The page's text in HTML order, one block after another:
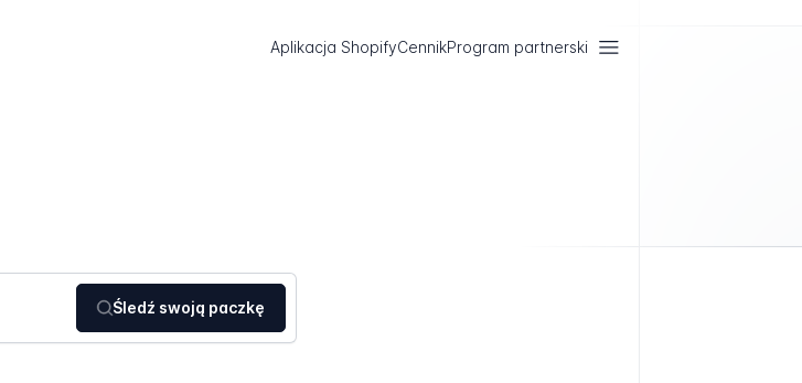
Aplikacja ShopifyCennikProgram partnerski
Śledź swoją paczkę